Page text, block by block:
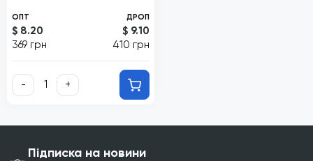
ОПТ
$ 8.20
369 грн
ДРОП
$ 9.10
410 грн
- +
Підписка на новини